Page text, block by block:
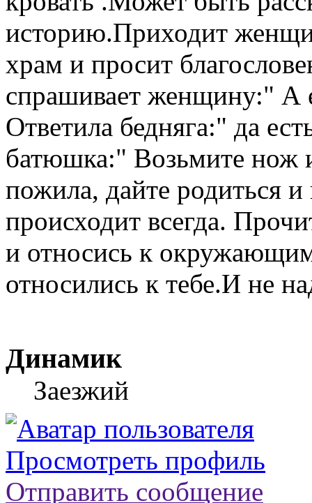
историю.Приходит
храм и просит
спрашивает женщину:" А
Ответила бедняга:" да
батюшка:" Возьмите нож
пожила, дайте родиться
происходит всегда.
и относись к
относились к тебе.И не
Динамик
Заезжий
Просмотреть профиль
Отправить сообщение